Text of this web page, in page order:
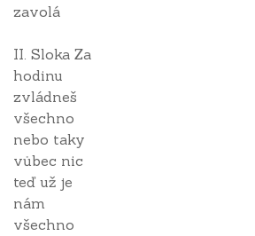
zavolá
II. Sloka Za
hodinu
zvládneš
všechno
nebo taky
vůbec nic
teď už je
nám
všechno